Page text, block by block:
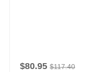
$80.95 $117.40